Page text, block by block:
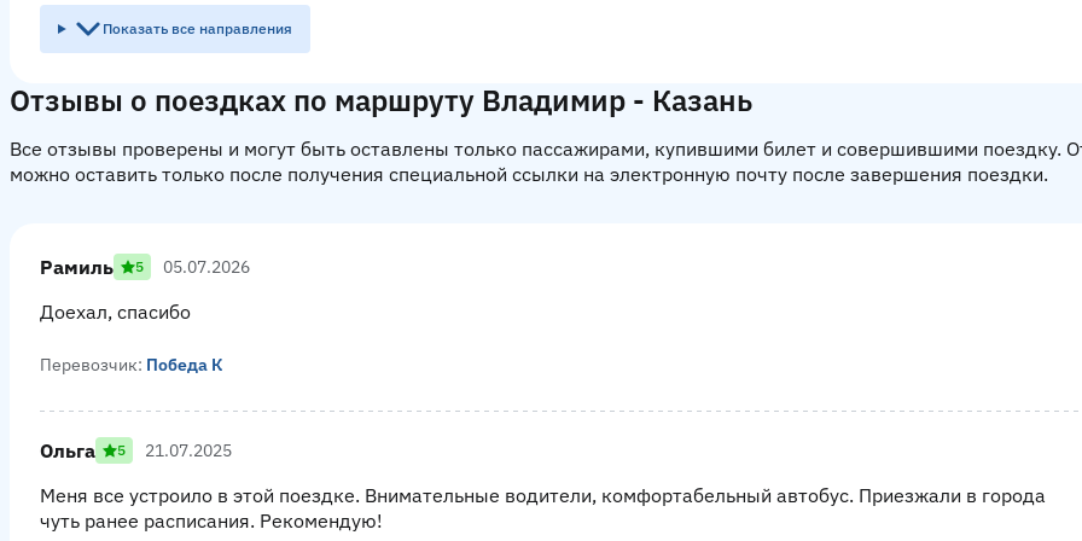
Показать все направления
Отзывы о поездках по маршруту Владимир - Казань
Все отзывы проверены и могут быть оставлены только пассажирами, купившими билет и совершившими поездку.
можно оставить только после получения специальной ссылки на электронную почту после завершения поездки.
Рамиль 05.07.2026
5
Доехал, спасибо
Перевозчик: Победа К
Ольга 21.07.2025
5
Меня все устроило в этой поездке. Внимательные водители, комфортабельный автобус. Приезжали в города
чуть ранее расписания. Рекомендую!